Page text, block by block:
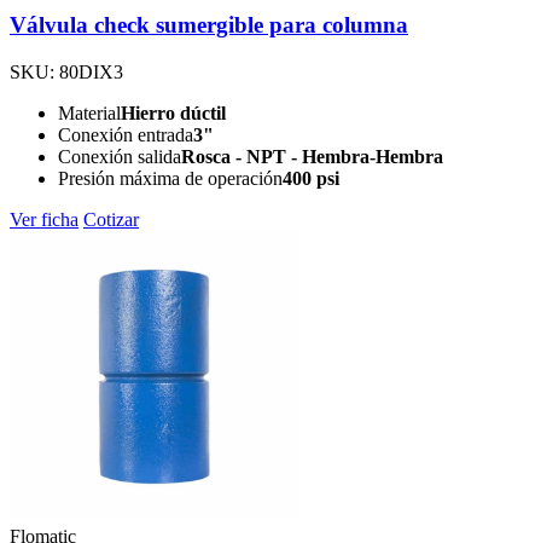
Válvula check sumergible para columna
SKU: 80DIX3
MaterialHierro dúctil
Conexión entrada3"
Conexión salidaRosca - NPT - Hembra-Hembra
Presión máxima de operación400 psi
Ver ficha Cotizar
Flomatic